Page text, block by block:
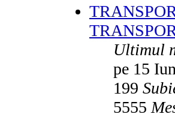
Ultimul
pe 15
199
5555